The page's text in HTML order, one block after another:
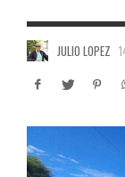
JULIO LOPEZ